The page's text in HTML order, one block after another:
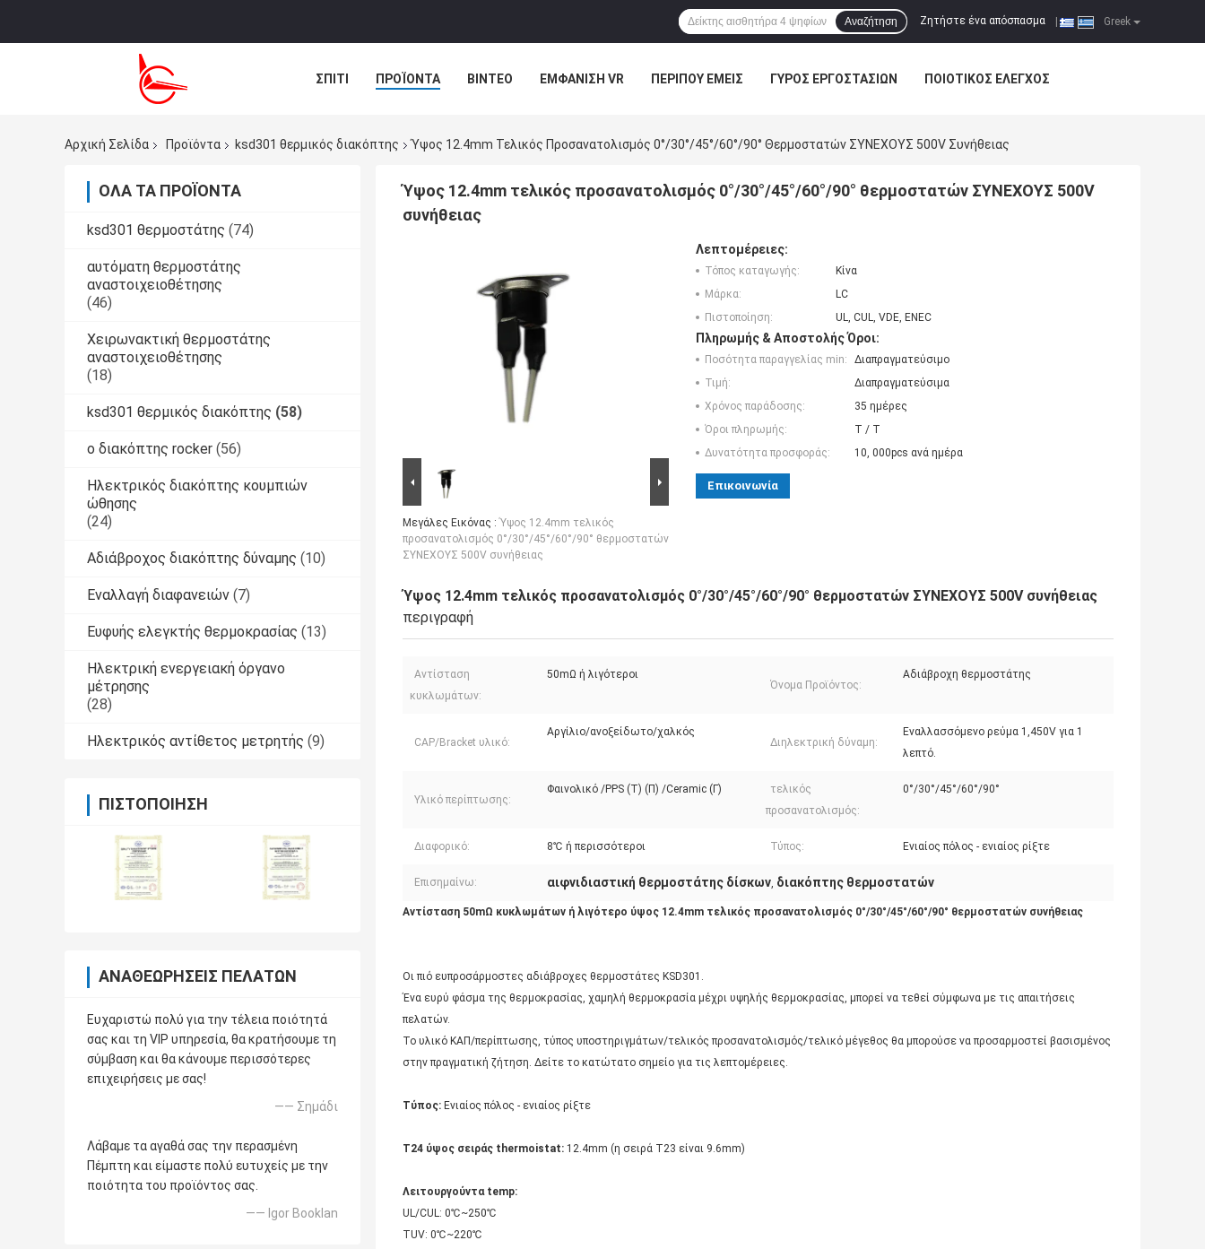
Greek
Ζητήστε ένα απόσπασμα
Αναζήτηση
ΣΠΊΤΙ ΠΡΟΪΌΝΤΑ ΒΊΝΤΕΟ ΕΜΦΆΝΙΣΗ VR ΠΕΡΊΠΟΥ ΕΜΕΊΣ ΓΎΡΟΣ ΕΡΓΟΣΤΑΣΊΩΝ ΠΟΙΟΤΙΚΌΣ ΈΛΕΓΧΟΣ
Αρχική Σελίδα
Προϊόντα ksd301 θερμικός διακόπτης Ύψος 12.4mm Τελικός Προσανατολισμός 0°/30°/45°/60°/90° Θερμοστατών ΣΥΝΕΧΟΥΣ 500V Συνήθειας
ΌΛΑ ΤΑ ΠΡΟΪΌΝΤΑ
ksd301 θερμοστάτης (74)
αυτόματη θερμοστάτης
αναστοιχειοθέτησης
(46)
Χειρωνακτική θερμοστάτης
αναστοιχειοθέτησης
(18)
ksd301 θερμικός διακόπτης (58)
ο διακόπτης rocker (56)
Ηλεκτρικός διακόπτης κουμπιών
ώθησης
(24)
Αδιάβροχος διακόπτης δύναμης (10)
Εναλλαγή διαφανειών (7)
Ευφυής ελεγκτής θερμοκρασίας (13)
Ηλεκτρική ενεργειακή όργανο
μέτρησης
(28)
Ηλεκτρικός αντίθετος μετρητής (9)
ΠΙΣΤΟΠΟΊΗΣΗ
ΑΝΑΘΕΩΡΉΣΕΙΣ ΠΕΛΑΤΏΝ
Ευχαριστώ πολύ για την τέλεια ποιότητά
σας και τη VIP υπηρεσία, θα κρατήσουμε τη
σύμβαση και θα κάνουμε περισσότερες
επιχειρήσεις με σας!
—— Σημάδι
Λάβαμε τα αγαθά σας την περασμένη
Πέμπτη και είμαστε πολύ ευτυχείς με την
ποιότητα του προϊόντος σας.
—— Igor Booklan
Ύψος 12.4mm τελικός προσανατολισμός 0°/30°/45°/60°/90° θερμοστατών ΣΥΝΕΧΟΥΣ 500V
συνήθειας
Μεγάλες Εικόνας :Ύψος 12.4mm τελικός
προσανατολισμός 0°/30°/45°/60°/90° θερμοστατών
ΣΥΝΕΧΟΥΣ 500V συνήθειας
Λεπτομέρειες:
Τόπος καταγωγής:
Κίνα
Μάρκα:
LC
Πιστοποίηση:
UL, CUL, VDE, ENEC
Πληρωμής & Αποστολής Όροι:
Ποσότητα παραγγελίας min:
Διαπραγματεύσιμο
Τιμή:
Διαπραγματεύσιμα
Χρόνος παράδοσης:
35 ημέρες
Όροι πληρωμής:
T / T
Δυνατότητα προσφοράς:
10, 000pcs ανά ημέρα
Επικοινωνία
Ύψος 12.4mm τελικός προσανατολισμός 0°/30°/45°/60°/90° θερμοστατών ΣΥΝΕΧΟΥΣ 500V συνήθειας
περιγραφή
Αντίσταση
κυκλωμάτων:
50mΩ ή λιγότεροι
Όνομα Προϊόντος:
Αδιάβροχη θερμοστάτης
CAP/Bracket υλικό:
Αργίλιο/ανοξείδωτο/χαλκός
Διηλεκτρική δύναμη:
Εναλλασσόμενο ρεύμα 1,450V για 1
λεπτό.
Υλικό περίπτωσης:
Φαινολικό /PPS (Τ) (Π) /Ceramic (Γ)
τελικός
προσανατολισμός:
0°/30°/45°/60°/90°
Διαφορικό: 8℃ ή περισσότεροι Τύπος: Ενιαίος πόλος - ενιαίος ρίξτε
Επισημαίνω: αιφνιδιαστική θερμοστάτης δίσκων, διακόπτης θερμοστατών
Αντίσταση 50mΩ κυκλωμάτων ή λιγότερο ύψος 12.4mm τελικός προσανατολισμός 0°/30°/45°/60°/90° θερμοστατών συνήθειας
Οι πιό ευπροσάρμοστες αδιάβροχες θερμοστάτες KSD301.
Ένα ευρύ φάσμα της θερμοκρασίας, χαμηλή θερμοκρασία μέχρι υψηλής θερμοκρασίας, μπορεί να τεθεί σύμφωνα με τις απαιτήσεις
πελατών.
Το υλικό ΚΑΠ/περίπτωσης, τύπος υποστηριγμάτων/τελικός προσανατολισμός/τελικό μέγεθος θα μπορούσε να προσαρμοστεί βασισμένος
στην πραγματική ζήτηση. Δείτε το κατώτατο σημείο για τις λεπτομέρειες.
Τύπος: Ενιαίος πόλος - ενιαίος ρίξτε
T24 ύψος σειράς thermoistat: 12.4mm (η σειρά T23 είναι 9.6mm)
Λειτουργούντα temp:
UL/CUL: 0℃~250℃
TUV: 0℃~220℃